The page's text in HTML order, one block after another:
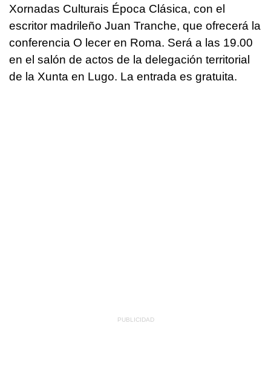
Xornadas Culturais Época Clásica, con el
escritor madrileño Juan Tranche, que ofrecerá la
conferencia O lecer en Roma. Será a las 19.00
en el salón de actos de la delegación territorial
de la Xunta en Lugo. La entrada es gratuita.